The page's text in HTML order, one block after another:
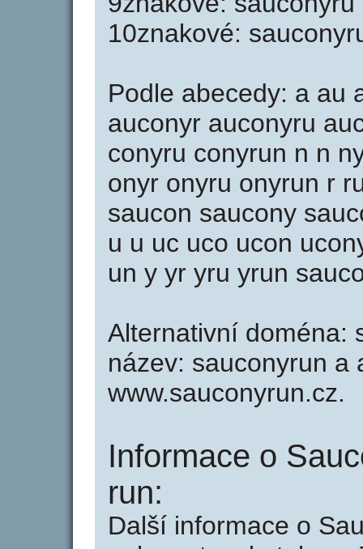
10znakové:
Podle abecedy: a au
auconyr auconyru
conyru conyrun n n
onyr onyru onyrun r
saucon saucony
u u uc uco ucon
un y yr yru yrun
Alternativní doména:
název: sauconyrun a
www.sauconyrun.cz.
Informace o
run:
Další informace o